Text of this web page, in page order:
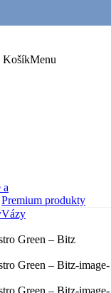
KošíkMenu
a
Premium produkty
Vázy